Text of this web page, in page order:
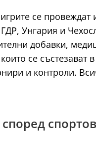
се провеждат
Унгария и
добавки,
се състезават в
и контроли.
според